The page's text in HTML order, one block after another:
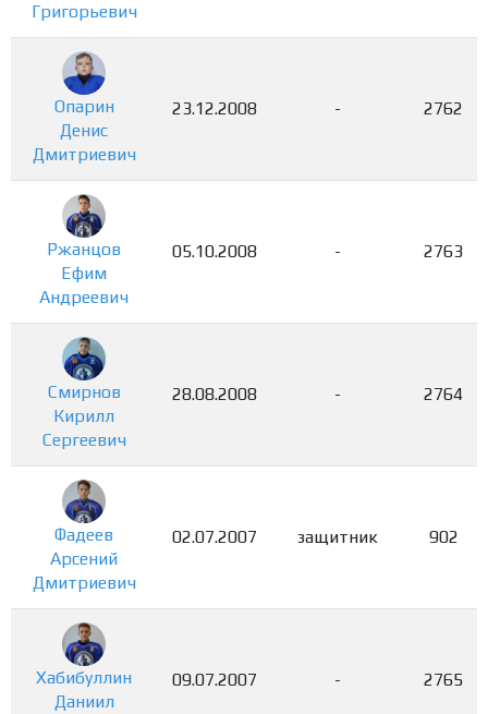
Григорьевич
Опарин
Денис
Дмитриевич
23.12.2008 - 2762
Ржанцов
Ефим
Андреевич
05.10.2008 - 2763
Смирнов
Кирилл
Сергеевич
28.08.2008 - 2764
Фадеев
Арсений
Дмитриевич
02.07.2007 защитник 902
Хабибуллин
Даниил
09.07.2007 - 2765